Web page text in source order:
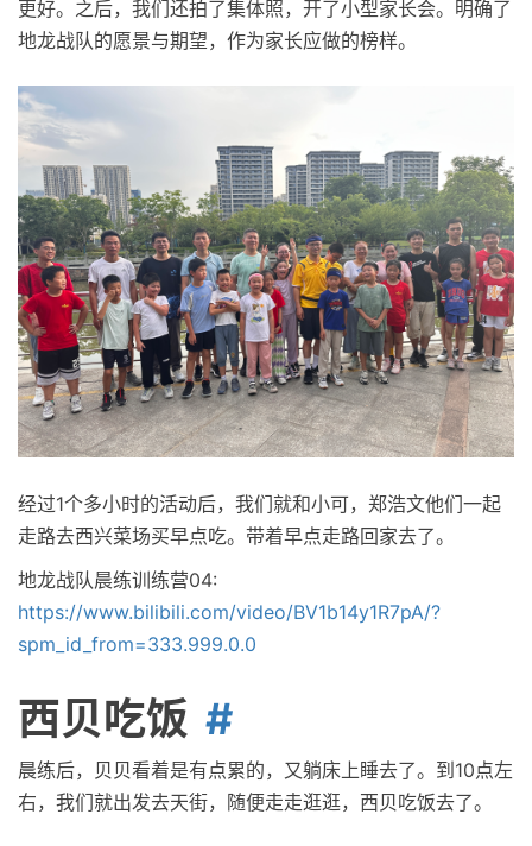
更好。之后，我们还拍了集体照，开了小型家长会。明确了
地龙战队的愿景与期望，作为家长应做的榜样。
经过1个多小时的活动后，我们就和小可，郑浩文他们一起
走路去西兴菜场买早点吃。带着早点走路回家去了。
地龙战队晨练训练营04:
https://www.bilibili.com/video/BV1b14y1R7pA/?
spm_id_from=333.999.0.0
西贝吃饭
晨练后，贝贝看着是有点累的，又躺床上睡去了。到10点左
右，我们就出发去天街，随便走走逛逛，西贝吃饭去了。